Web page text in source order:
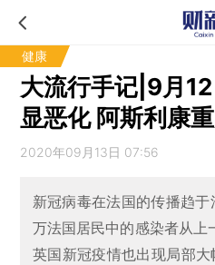
健康
大流行手记|9月
显恶化 阿斯利康
2020年09月13日 07:56
新冠病毒在法国的传播趋
万法国居民中的感染者从上
英国新冠疫情也出现局部